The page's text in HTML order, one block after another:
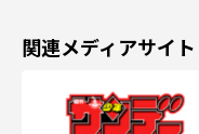
関連メディアサイト